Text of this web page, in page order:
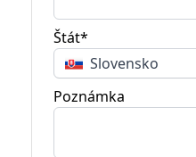
Štát*
Slovensko
Poznámka